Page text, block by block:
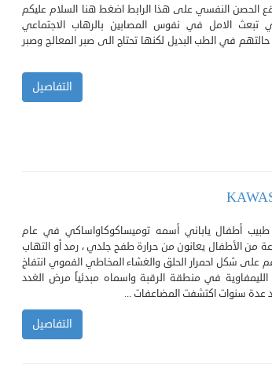
الحصن النفسي على هذا الرابط اضغط هنا السلام عليكم
الامل في نفوس المصابين بالرهاب الاجتماعي
في الطب البديل لكنها تحتاج الى صبر المعالج وصبر
التفاصيل
أطفال ياباني أسمه توميساكوكاواساكي في عام
من الأطفال يعانون من حرارة طفح جلدي ، رمد أو التهاب
على شكل احمرار الحلق والغشاء المخاطي الفموي انتفاخ
الليمفاوية في منطقة الرقبة واسماه مبدئياً مرض الغدد
عدة سنوات اكتشفت المضاعفات ...
التفاصيل